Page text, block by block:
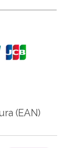
(EAN)